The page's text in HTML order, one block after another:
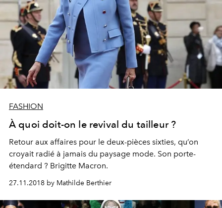
FASHION
À quoi doit-on le revival du tailleur ?
Retour aux affaires pour le deux-pièces sixties, qu’on
croyait radié à jamais du paysage mode. Son porte-
étendard ? Brigitte Macron.
27.11.2018 by Mathilde Berthier